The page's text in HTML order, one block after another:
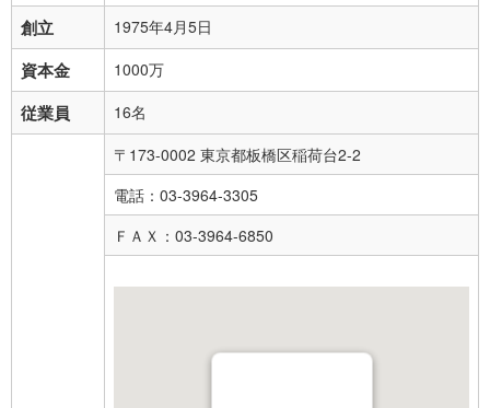
創立 1975年4月5日
資本金 1000万
従業員 16名
〒173-0002 東京都板橋区稲荷台2-2
電話：03-3964-3305
ＦＡＸ：03-3964-6850